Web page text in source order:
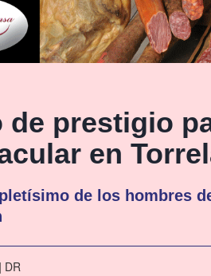
de prestigio
en
de los hombres
| DR